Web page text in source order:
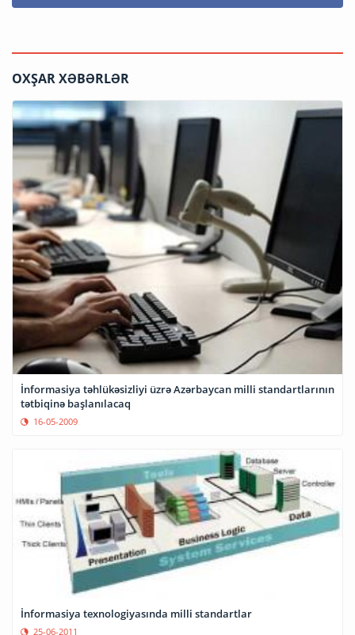
OXŞAR XƏBƏRLƏR
İnformasiya təhlükəsizliyi üzrə Azərbaycan milli standartlarının
tətbiqinə başlanılacaq
16-05-2009
İnformasiya texnologiyasında milli standartlar
25-06-2011